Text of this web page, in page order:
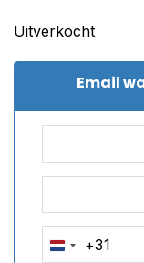
Uitverkocht
Email
+31